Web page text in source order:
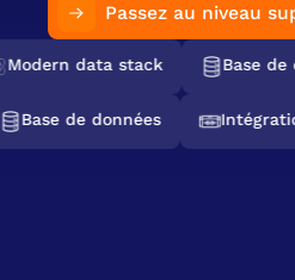
Passez au niveau
Modern data stack Base de
Base de données